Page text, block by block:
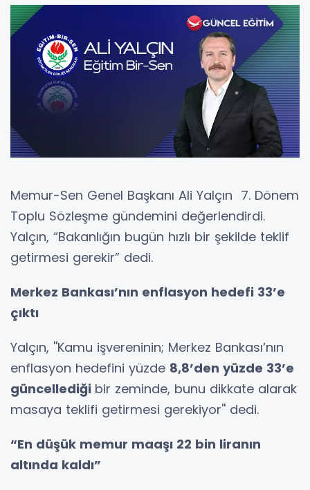
Memur-Sen Genel Başkanı Ali Yalçın 7. Dönem
Toplu Sözleşme gündemini değerlendirdi.
Yalçın, “Bakanlığın bugün hızlı bir şekilde teklif
getirmesi gerekir” dedi.
Merkez Bankası’nın enflasyon hedefi 33’e
çıktı
Yalçın, ''Kamu işvereninin; Merkez Bankası’nın
enflasyon hedefini yüzde 8,8’den yüzde 33’e
güncellediği bir zeminde, bunu dikkate alarak
masaya teklifi getirmesi gerekiyor'' dedi.
“En düşük memur maaşı 22 bin liranın
altında kaldı”